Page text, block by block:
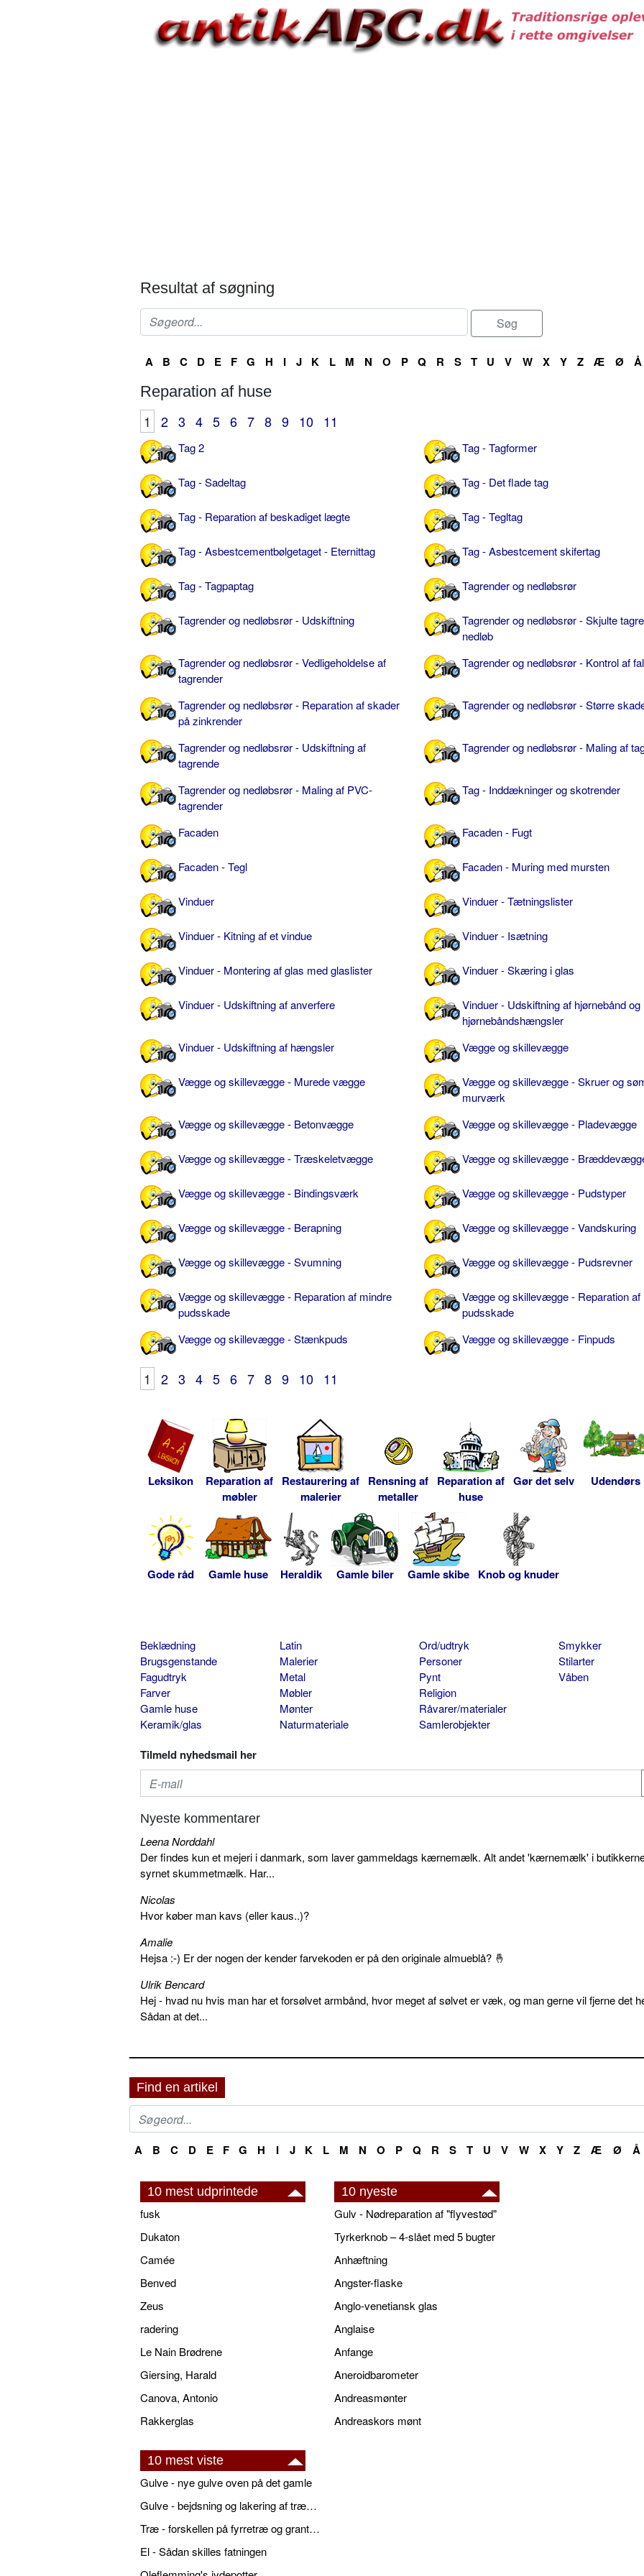
Resultat af søgning
A B C D E F G H I J K L M N O P Q R S T U V W X Y Z Æ Ø Å
Reparation af huse
1 2 3 4 5 6 7 8 9 10 11
Tag 2 Tag - Tagformer
Tag - Sadeltag Tag - Det flade tag
Tag - Reparation af beskadiget lægte Tag - Tegltag
Tag - Asbestcementbølgetaget - Eternittag Tag - Asbestcement skifertag
Tag - Tagpaptag Tagrender og nedløbsrør
Tagrender og nedløbsrør - Udskiftning
Tagrender og nedløbsrør - Skjulte
nedløb
Tagrender og nedløbsrør - Vedligeholdelse af
tagrender
Tagrender og nedløbsrør - Kontrol af
Tagrender og nedløbsrør - Reparation af skader
på zinkrender
Tagrender og nedløbsrør - Større
Tagrender og nedløbsrør - Udskiftning af
tagrende
Tagrender og nedløbsrør - Maling af
Tagrender og nedløbsrør - Maling af PVC-
tagrender
Tag - Inddækninger og skotrender
Facaden Facaden - Fugt
Facaden - Tegl Facaden - Muring med mursten
Vinduer Vinduer - Tætningslister
Vinduer - Kitning af et vindue Vinduer - Isætning
Vinduer - Montering af glas med glaslister Vinduer - Skæring i glas
Vinduer - Udskiftning af anverfere
Vinduer - Udskiftning af hjørnebånd og
hjørnebåndshængsler
Vinduer - Udskiftning af hængsler
Vægge og skillevægge
Vægge og skillevægge - Murede vægge
Vægge og skillevægge - Skruer og
murværk
Vægge og skillevægge - Betonvægge
Vægge og skillevægge - Pladevægge
Vægge og skillevægge - Træskeletvægge Vægge og skillevægge -
Vægge og skillevægge - Bindingsværk Vægge og skillevægge - Pudstyper
Vægge og skillevægge - Berapning Vægge og skillevægge - Vandskuring
Vægge og skillevægge - Svumning Vægge og skillevægge - Pudsrevner
Vægge og skillevægge - Reparation af mindre
pudsskade
Vægge og skillevægge - Reparation af
pudsskade
Vægge og skillevægge - Stænkpuds
Vægge og skillevægge - Finpuds
1 2 3 4 5 6 7 8 9 10 11
Leksikon
Reparation af
møbler
Restaurering af
malerier
Rensning af
metaller
Reparation af
huse
Gør det selv Udendørs
Gode råd Gamle huse Heraldik Gamle biler Gamle skibe Knob og knuder
Beklædning
Brugsgenstande
Fagudtryk
Farver
Gamle huse
Keramik/glas
Latin
Malerier
Metal
Møbler
Mønter
Naturmateriale
Ord/udtryk
Personer
Pynt
Religion
Råvarer/materialer
Samlerobjekter
Smykker
Stilarter
Våben
Tilmeld nyhedsmail her
Nyeste kommentarer
Leena Norddahl
Der findes kun et mejeri i danmark, som laver gammeldags kærnemælk. Alt andet 'kærnemælk' i
syrnet skummetmælk. Har...
Nicolas
Hvor køber man kavs (eller kaus..)?
Amalie
Hejsa :-) Er der nogen der kender farvekoden er på den originale almueblå? 🤞
Ulrik Bencard
Hej - hvad nu hvis man har et forsølvet armbånd, hvor meget af sølvet er væk, og man gerne vil fjerne det
Sådan at det...
Find en artikel
A B C D E F G H I J K L M N O P Q R S T U V W X Y Z Æ Ø Å
10 mest udprintede
fusk
Dukaton
Camée
Benved
Zeus
radering
Le Nain Brødrene
Giersing, Harald
Canova, Antonio
Rakkerglas
10 nyeste
Gulv - Nødreparation af "flyvestød"
Tyrkerknob – 4-slået med 5 bugter
Anhæftning
Angster-flaske
Anglo-venetiansk glas
Anglaise
Anfange
Aneroidbarometer
Andreasmønter
Andreaskors mønt
10 mest viste
Gulve - nye gulve oven på det gamle
Gulve - bejdsning og lakering af trægulve
Træ - forskellen på fyrretræ og grantræ
El - Sådan skilles fatningen